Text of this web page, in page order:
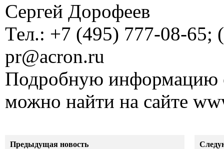
Сергей Дорофеев
Тел.: +7 (495) 777-08-65;
pr@acron.ru
Подробную информацию
можно найти на сайте
Предыдущая новость